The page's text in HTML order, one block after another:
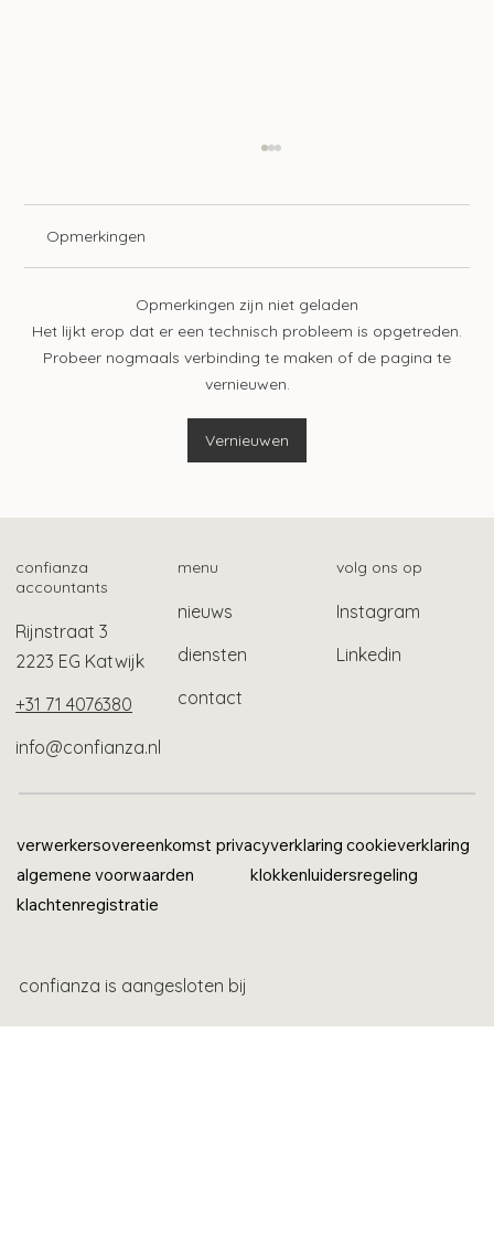
zorgbonus aanvragen
Opmerkingen
Opmerkingen zijn niet geladen
Het lijkt erop dat er een technisch probleem is opgetreden.
Probeer nogmaals verbinding te maken of de pagina te
vernieuwen.
Vernieuwen
confianza
accountants
Rijnstraat 3
2223 EG Katwijk
+31 71 4076380
info@confianza.nl
menu
nieuws
diensten
contact
volg ons op
Instagram
Linkedin
verwerkersovereenkomst privacyverklaring cookieverklaring
algemene voorwaarden
klokkenluidersregeling
klachtenregistratie
confianza is aangesloten bij